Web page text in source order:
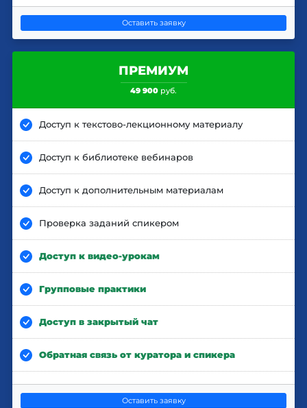
Оставить заявку
ПРЕМИУМ
49 900 руб.
Доступ к текстово-лекционному материалу
Доступ к библиотеке вебинаров
Доступ к дополнительным материалам
Проверка заданий спикером
Доступ к видео-урокам
Групповые практики
Доступ в закрытый чат
Обратная связь от куратора и спикера
Оставить заявку